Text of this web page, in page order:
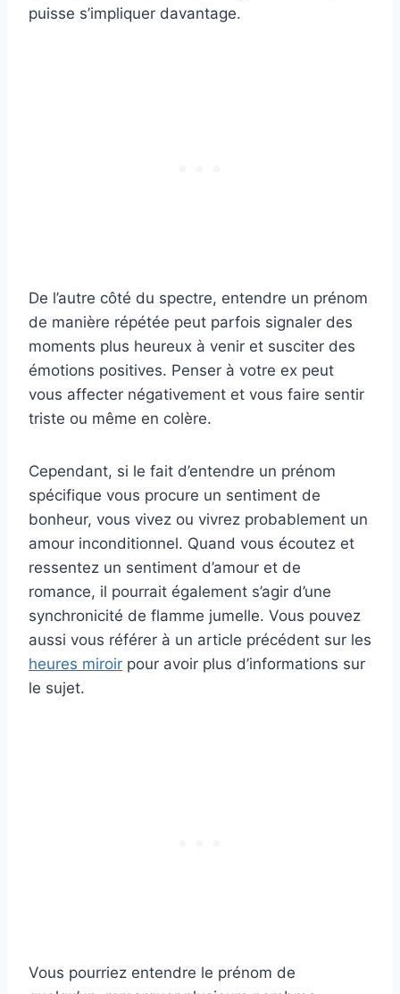
puisse s’impliquer davantage.
De l’autre côté du spectre, entendre un prénom
de manière répétée peut parfois signaler des
moments plus heureux à venir et susciter des
émotions positives. Penser à votre ex peut
vous affecter négativement et vous faire sentir
triste ou même en colère.
Cependant, si le fait d’entendre un prénom
spécifique vous procure un sentiment de
bonheur, vous vivez ou vivrez probablement un
amour inconditionnel. Quand vous écoutez et
ressentez un sentiment d’amour et de
romance, il pourrait également s’agir d’une
synchronicité de flamme jumelle. Vous pouvez
aussi vous référer à un article précédent sur les
heures miroir pour avoir plus d’informations sur
le sujet.
Vous pourriez entendre le prénom de